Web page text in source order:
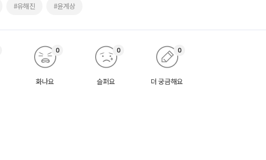
#유해진 #윤계상
화나요
0
슬퍼요
0
더 궁금해요
0